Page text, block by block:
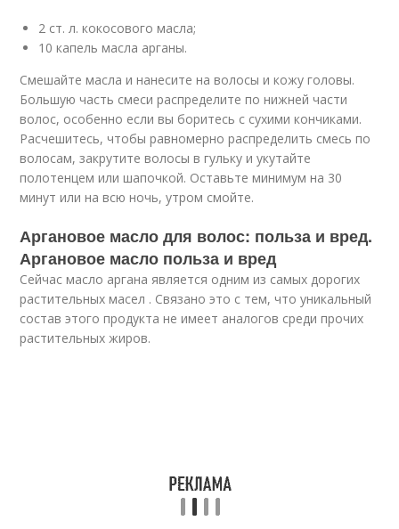
2 ст. л. кокосового масла;
10 капель масла арганы.
Смешайте масла и нанесите на волосы и кожу головы.
Большую часть смеси распределите по нижней части
волос, особенно если вы боритесь с сухими кончиками.
Расчешитесь, чтобы равномерно распределить смесь по
волосам, закрутите волосы в гульку и укутайте
полотенцем или шапочкой. Оставьте минимум на 30
минут или на всю ночь, утром смойте.
Аргановое масло для волос: польза и вред.
Аргановое масло польза и вред
Сейчас масло аргана является одним из самых дорогих
растительных масел . Связано это с тем, что уникальный
состав этого продукта не имеет аналогов среди прочих
растительных жиров.